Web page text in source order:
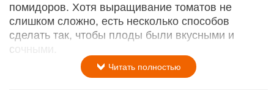
помидоров. Хотя выращивание томатов не
слишком сложно, есть несколько способов
сделать так, чтобы плоды были вкусными и
сочными.
Читать полностью